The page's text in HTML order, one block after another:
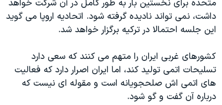
دادگاه حمید نوری
چهل سال گروگان‌گیری
اعتراضات مردمی آبان ۹۸
اسرائیل در جنگ
نرگس محمدی برنده جایزه نوبل صلح
متحده برای نخستین بار به طور کامل در آن شرکت خواهد
داشت، نمی تواند نادیده گرفته شود. اتحادیه اروپا می گوید
این جلسه احتمالا در ترکیه برگزار خواهد شد.
کشورهای غربی ایران را متهم می کنند که سعی دارد
تسلیحات اتمی تولید کند، اما ایران اصرار دارد که فعالیت
های اتمی اش صلحجویانه است و مقوله ای نیست که
درباره آن گفت و گو شود.